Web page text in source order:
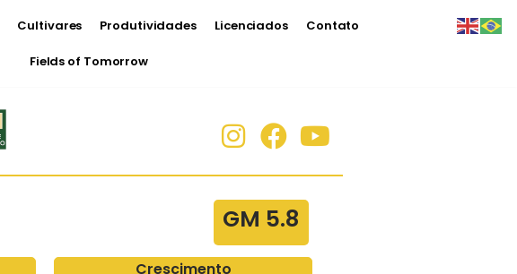
Cultivares Produtividades Licenciados Contato
Fields of Tomorrow
GM 5.8
Crescimento